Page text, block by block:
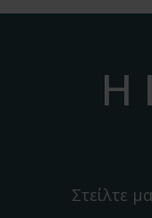
Η
Στείλτε